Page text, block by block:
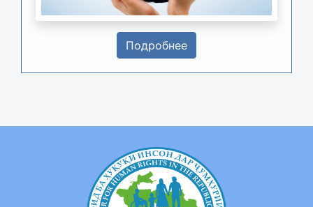
Подробнее